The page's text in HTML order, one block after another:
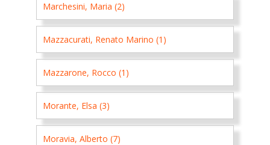
Marchesini, Maria (2)
Mazzacurati, Renato Marino (1)
Mazzarone, Rocco (1)
Morante, Elsa (3)
Moravia, Alberto (7)